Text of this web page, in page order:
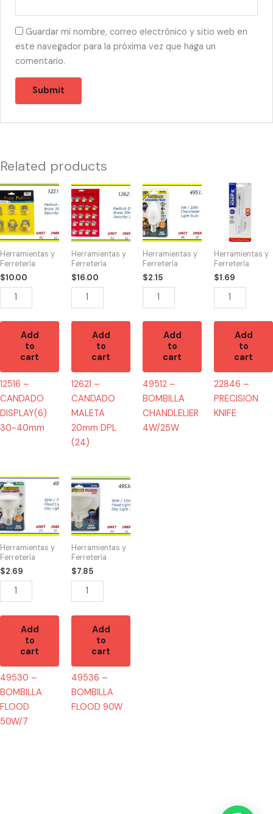
Guardar mi nombre, correo electrónico y sitio web en
este navegador para la próxima vez que haga un
comentario.
Related products
Herramientas y
Ferretería
$10.00
12516
-
CANDADO
DISPLAY(6)
30-
40mm
quantity
Add
to
cart
12516 –
CANDADO
DISPLAY(6)
30-40mm
Herramientas y
Ferretería
$16.00
12621
-
CANDADO
MALETA
20mm
DPL
(24)
quantity
Add
to
cart
12621 –
CANDADO
MALETA
20mm DPL
(24)
Herramientas y
Ferretería
$2.15
49512
-
BOMBILLA
CHANDLELIER
4W/25W
quantity
Add
to
cart
49512 –
BOMBILLA
CHANDLELIER
4W/25W
Herramientas y
Ferretería
$1.69
22846
PRECISION
quantity
Add
to
cart
22846 –
PRECISION
KNIFE
Herramientas y
Ferretería
$2.69
49530
-
BOMBILLA
FLOOD
50W/7
quantity
Add
to
cart
49530 –
BOMBILLA
FLOOD
50W/7
Herramientas y
Ferretería
$7.85
49536
-
BOMBILLA
FLOOD
90W
quantity
Add
to
cart
49536 –
BOMBILLA
FLOOD 90W